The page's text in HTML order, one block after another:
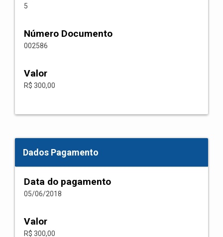
5
Número Documento
002586
Valor
R$ 300,00
Dados Pagamento
Data do pagamento
05/06/2018
Valor
R$ 300,00